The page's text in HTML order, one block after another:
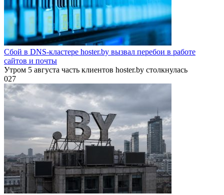
Сбой в DNS-кластере hoster.by вызвал перебои в работе
сайтов и почты
Утром 5 августа часть клиентов hoster.by столкнулась
027